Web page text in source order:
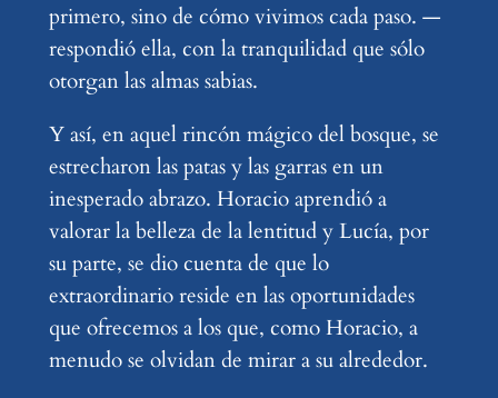
primero, sino de cómo vivimos cada paso. —
respondió ella, con la tranquilidad que sólo
otorgan las almas sabias.
Y así, en aquel rincón mágico del bosque, se
estrecharon las patas y las garras en un
inesperado abrazo. Horacio aprendió a
valorar la belleza de la lentitud y Lucía, por
su parte, se dio cuenta de que lo
extraordinario reside en las oportunidades
que ofrecemos a los que, como Horacio, a
menudo se olvidan de mirar a su alrededor.